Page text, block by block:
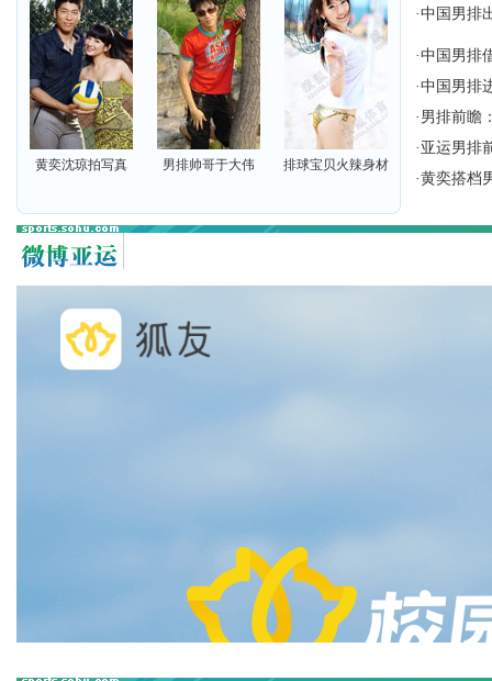
黄奕沈琼拍写真 男排帅哥于大伟 排球宝贝火辣身材
·中国男排
·中国男排
·中国男排
· 男排前瞻
· 亚运男排
·黄奕搭档